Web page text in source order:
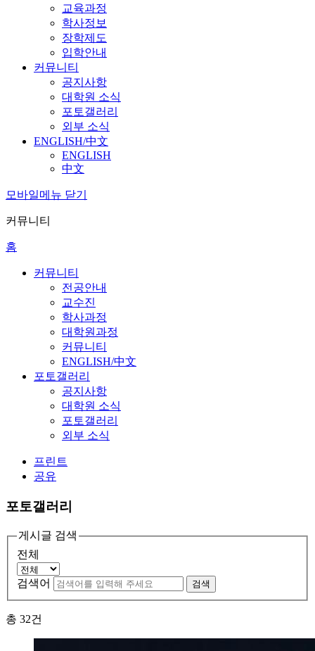
교육과정
학사정보
장학제도
입학안내
커뮤니티
공지사항
대학원 소식
포토갤러리
외부 소식
ENGLISH/中文
ENGLISH
中文
모바일메뉴 닫기
커뮤니티
홈
커뮤니티
전공안내
교수진
학사과정
대학원과정
커뮤니티
ENGLISH/中文
포토갤러리
공지사항
대학원 소식
포토갤러리
외부 소식
프린트
공유
포토갤러리
게시글 검색
전체
검색어 검색
총 32건